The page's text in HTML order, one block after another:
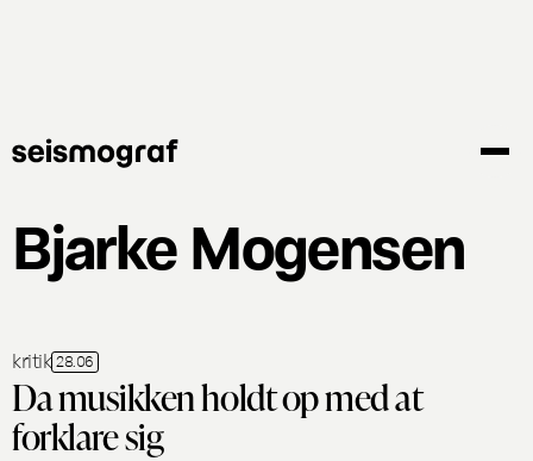
Bjarke Mogensen
kritik 28.06
Da musikken holdt op med at
forklare sig